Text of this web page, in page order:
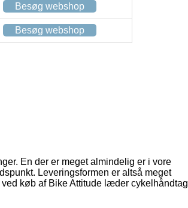
Besøg webshop
Besøg webshop
En der er meget almindelig er i vore
Leveringsformen er altså meget
køb af Bike Attitude læder cykelhåndtag